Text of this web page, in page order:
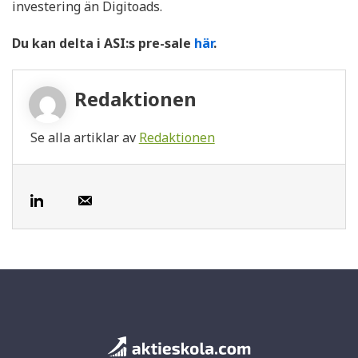
investering än Digitoads.
Du kan delta i ASI:s pre-sale här.
Redaktionen
Se alla artiklar av Redaktionen